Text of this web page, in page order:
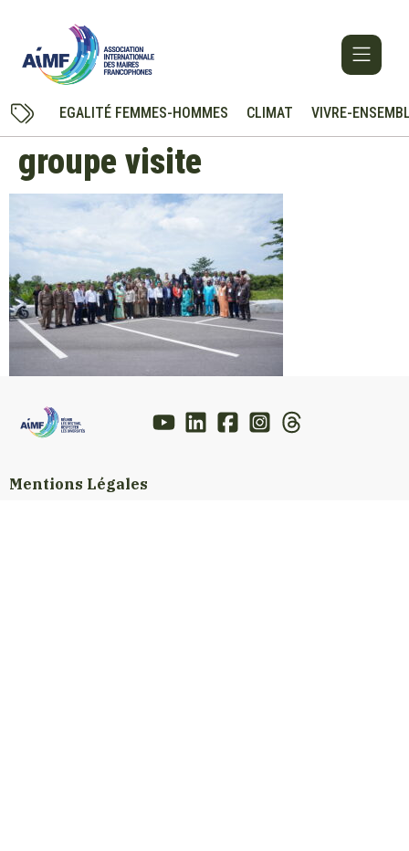
EGALITÉ FEMMES-HOMMES CLIMAT VIVRE-
groupe visite
Mentions Légales